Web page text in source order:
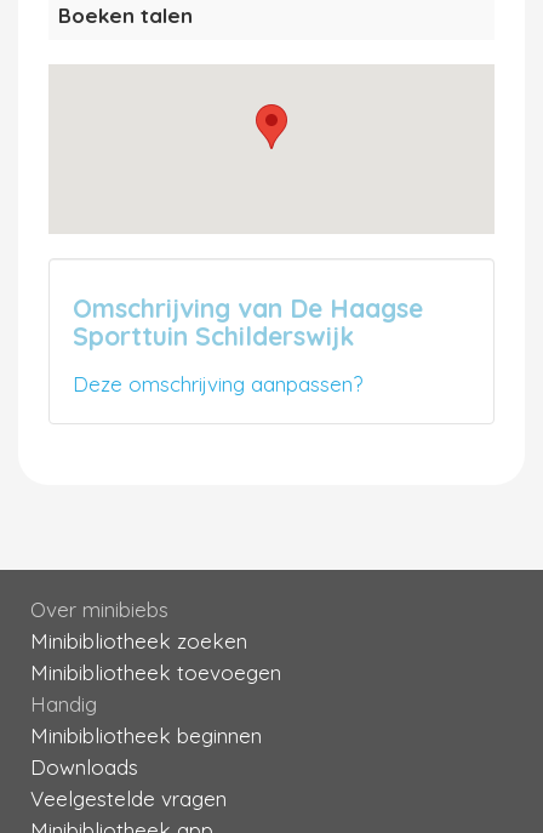
Boeken talen
Omschrijving van De Haagse
Sporttuin Schilderswijk
Deze omschrijving aanpassen?
Over minibiebs
Minibibliotheek zoeken
Minibibliotheek toevoegen
Handig
Minibibliotheek beginnen
Downloads
Veelgestelde vragen